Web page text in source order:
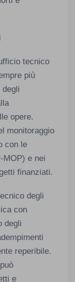
tecnico
più
opere.
monitoraggio
con le
MOP) e nei
finanziati.
degli
con
degli
reperibile.
e